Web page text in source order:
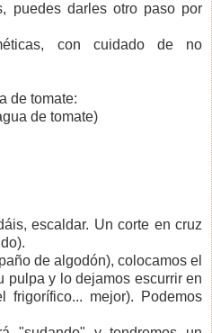
puedes darles otro paso por
con cuidado de no
de tomate:
de tomate)
escaldar. Un corte en cruz
de algodón), colocamos el
pulpa y lo dejamos escurrir en
frigorífico... mejor). Podemos